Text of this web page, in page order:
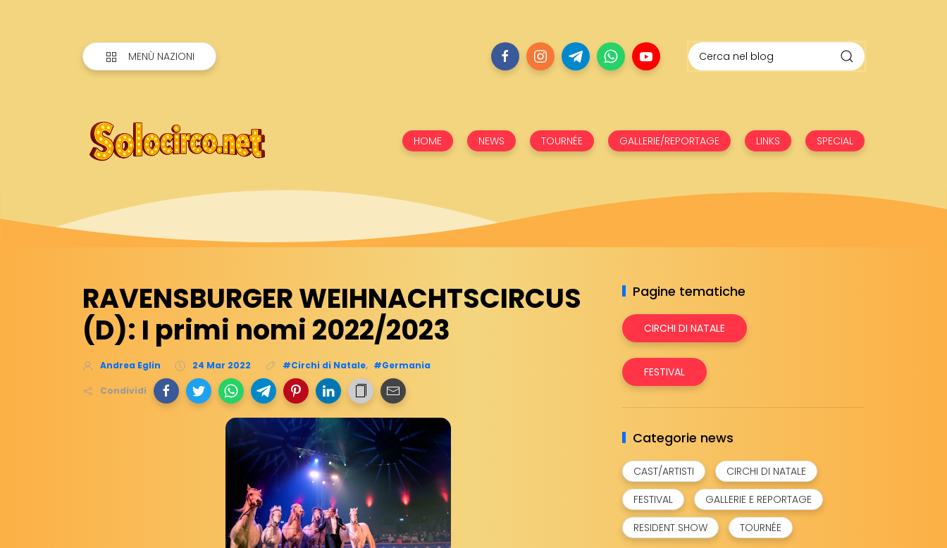
MENÙ NAZIONI
HOME NEWS TOURNÉE GALLERIE/REPORTAGE LINKS SPECIAL
RAVENSBURGER WEIHNACHTSCIRCUS
(D): I primi nomi 2022/2023
Andrea Eglin 24 Mar 2022 #Circhi di Natale, #Germania
Condividi
Pagine tematiche
CIRCHI DI NATALE
FESTIVAL
Categorie news
CAST/ARTISTI
CIRCHI DI NATALE
FESTIVAL
GALLERIE E REPORTAGE
RESIDENT SHOW
TOURNÉE